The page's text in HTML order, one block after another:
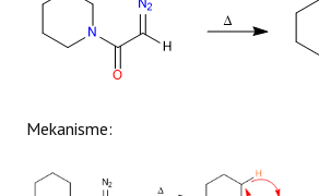
Mekanisme: